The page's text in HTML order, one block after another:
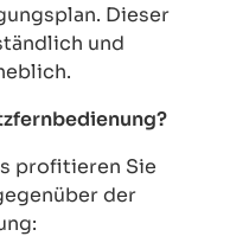
Dieser
und
profitieren Sie
der